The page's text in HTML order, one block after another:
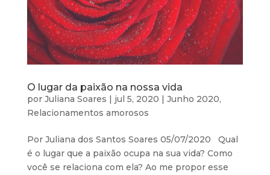
O lugar da paixão na nossa vida
por Juliana Soares jul 5, 2020 Junho 2020,
Relacionamentos amorosos
Por Juliana dos Santos Soares 05/07/2020 Qual
é o lugar que a paixão ocupa na sua vida? Como
você se relaciona com ela? Ao me propor esse